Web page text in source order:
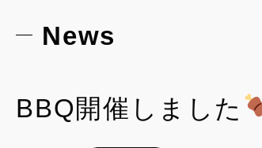
News
BBQ開催しました